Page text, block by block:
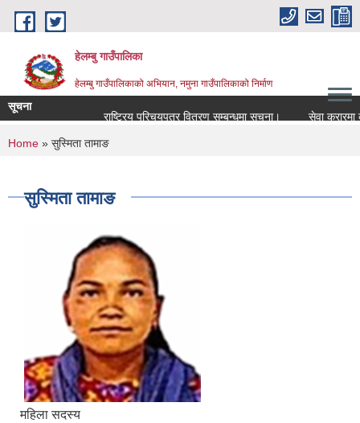
Skip to main content
हेलम्बु गाउँपालिका
हेलम्बु गाउँपालिकाको अभियान, नमुना गाउँपालिकाको निर्माण
सूचना
राष्ट्रिय परिचयपत्र वितरण सम्बन्धमा सूचना।
सेवा करारमा
You are here
Home » सुस्मिता तामाङ
सुस्मिता तामाङ
महिला सदस्य